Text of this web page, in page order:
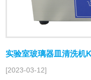
实验室玻璃器皿清洗
[2023-03-12]